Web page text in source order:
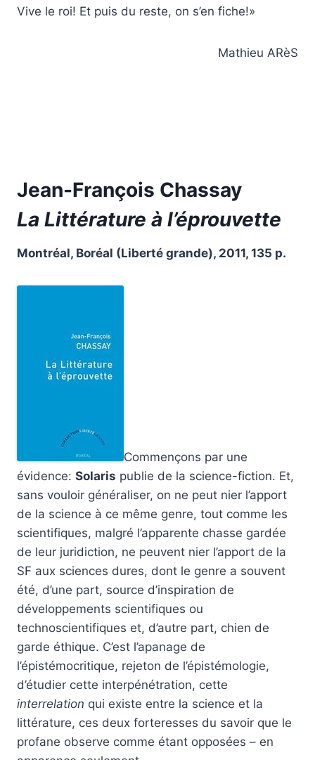
Vive le roi! Et puis du reste, on s’en fiche!»
Mathieu ARèS
Jean-François Chassay
La Littérature à l’éprouvette
Montréal, Boréal (Liberté grande), 2011, 135 p.
Commençons par une
évidence: Solaris publie de la science-fiction. Et,
sans vouloir généraliser, on ne peut nier l’apport
de la science à ce même genre, tout comme les
scientifiques, malgré l’apparente chasse gardée
de leur juridiction, ne peuvent nier l’apport de la
SF aux sciences dures, dont le genre a souvent
été, d’une part, source d’inspiration de
développements scientifiques ou
technoscientifiques et, d’autre part, chien de
garde éthique. C’est l’apanage de
l’épistémocritique, rejeton de l’épistémologie,
d’étudier cette interpénétration, cette
interrelation qui existe entre la science et la
littérature, ces deux forteresses du savoir que le
profane observe comme étant opposées – en